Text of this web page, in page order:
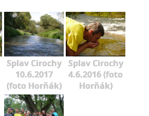
Splav Cirochy
10.6.2017
(foto Horňák)
Splav Cirochy
4.6.2016 (foto
Horňák)